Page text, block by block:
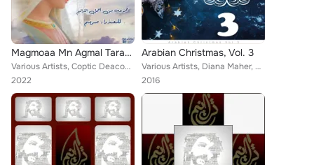
Magmoaa Mn Agmal Taranim Ll Aadra Mariam
Various Artists, Coptic Deacons, Ibrahim Ayad, Christina Karam
2022
Arabian Christmas, Vol. 3
Various Artists, Diana Maher, Fadia Bazzi, Fareek El Resala, Coptic Deacons, Vivian El Sodaneya, St. Mary's Coptic Orthodox Choi...
2016